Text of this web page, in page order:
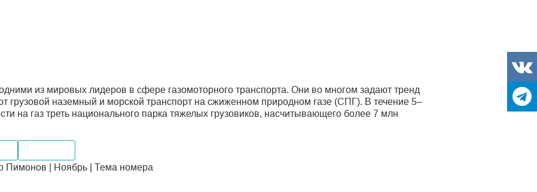
из мировых лидеров в сфере газомоторного транспорта. Они во многом задают тренд
грузовой наземный и морской транспорт на сжиженном природном газе (СПГ). В течение 5–
на газ треть национального парка тяжелых грузовиков, насчитывающего более 7 млн
| Ноябрь | Тема номера